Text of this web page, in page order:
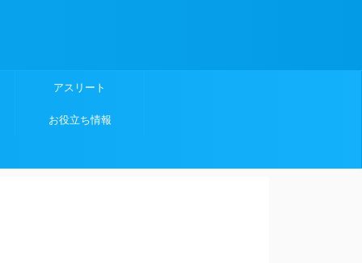
アスリート
お役立ち情報